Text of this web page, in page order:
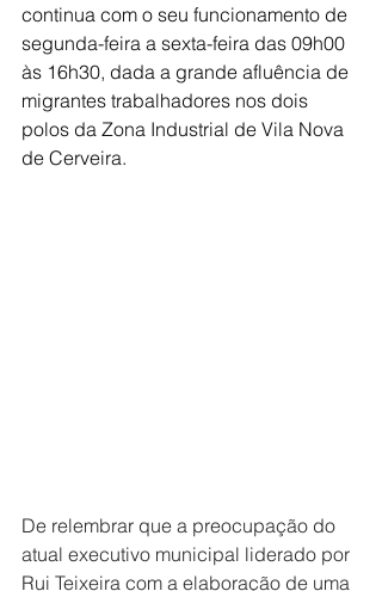
continua com o seu funcionamento de
segunda-feira a sexta-feira das 09h00
às 16h30, dada a grande afluência de
migrantes trabalhadores nos dois
polos da Zona Industrial de Vila Nova
de Cerveira.
De relembrar que a preocupação do
atual executivo municipal liderado por
Rui Teixeira com a elaboração de uma